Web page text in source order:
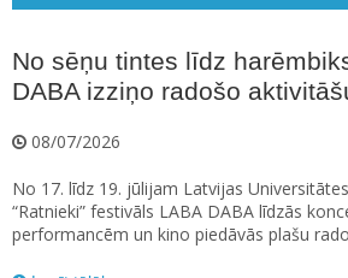
No sēņu tintes līdz
DABA izziņo radošo
08/07/2026
No 17. līdz 19. jūlijam Latvijas
“Ratnieki” festivāls LABA DABA līdzās
performancēm un kino piedāvās plašu